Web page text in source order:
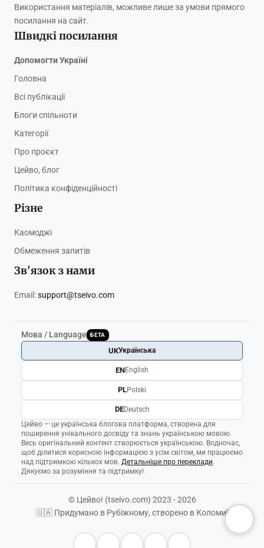
Використання матеріалів, можливе лише за умови прямого
посилання на сайт.
Швидкі посилання
Допомогти Україні
Головна
Всі публікації
Блоги спільноти
Категорії
Про проєкт
Цейво, блог
Політика конфіденційності
Різне
Каомоджі
Обмеження запитів
Зв'язок з нами
Email:support@tseivo.com
Мова / Language БЕТА
Цейво — це українська блогова платформа, створена для
поширення унікального досвіду та знань українською мовою.
Весь оригінальний контент створюється українською. Водночас,
щоб ділитися корисною інформацією з усім світом, ми працюємо
над підтримкою кількох мов. Детальніше про переклади.
Дякуємо за розуміння та підтримку!
UKУкраїнська
ENEnglish
PLPolski
DEDeutsch
© Цейво! (tseivo.com) 2023 - 2026
🇺🇦 Придумано в Рубіжному, створено в Коломиї